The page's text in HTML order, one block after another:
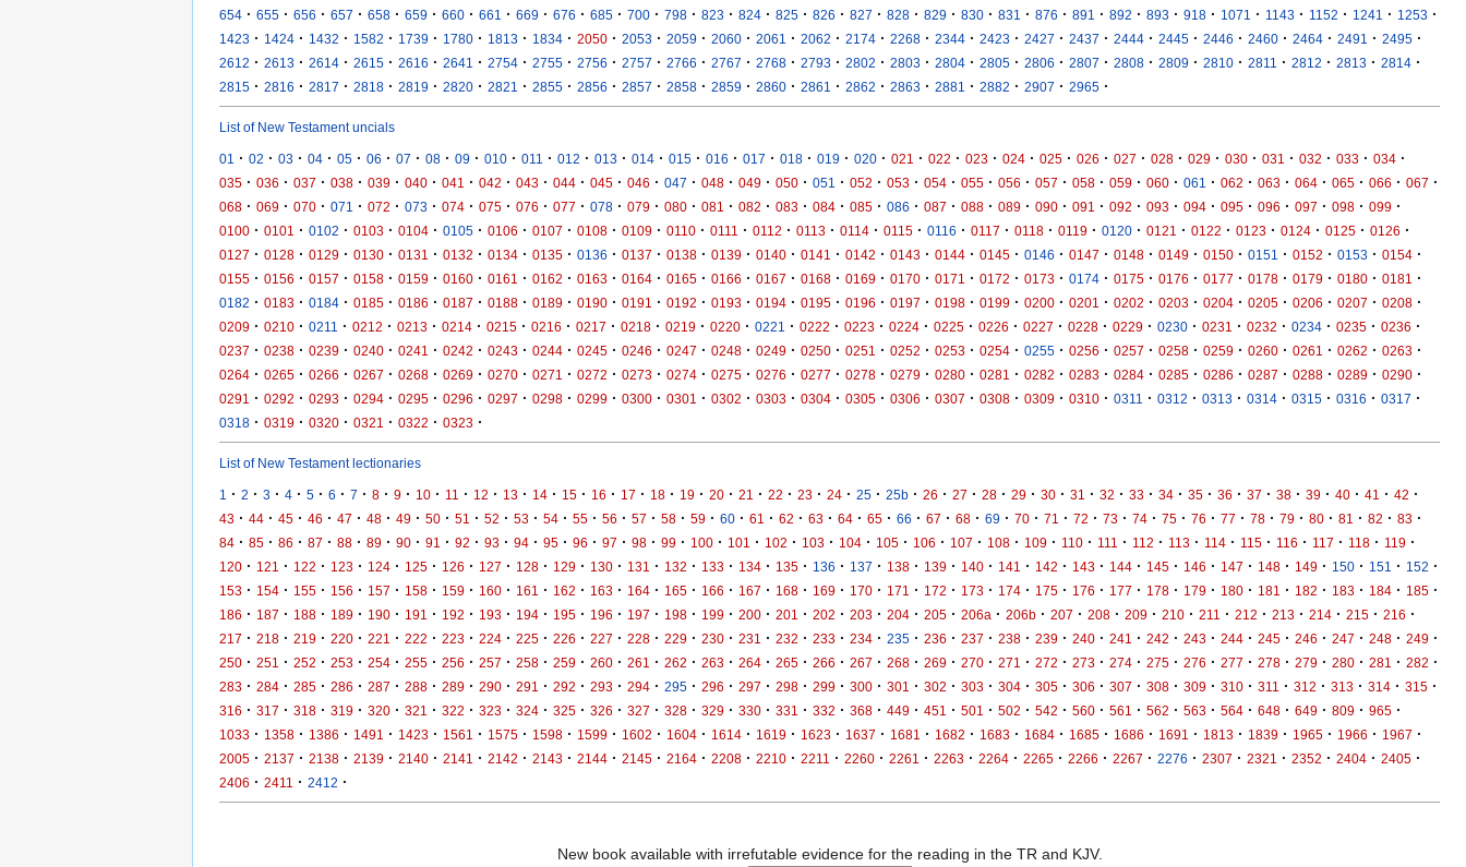
654 · 655 · 656 · 657 · 658 · 659 · 660 · 661 · 669 · 676 · 685 · 700 · 798 · 823 · 824 · 825 · 826 · 827 · 828 · 829 · 830 · 831 · 876 · 891 · 892 · 893 · 918 · 1071 · 1143 · 1152 · 1241 · 1253 ·
1423 · 1424 · 1432 · 1582 · 1739 · 1780 · 1813 · 1834 · 2050 · 2053 · 2059 · 2060 · 2061 · 2062 · 2174 · 2268 · 2344 · 2423 · 2427 · 2437 · 2444 · 2445 · 2446 · 2460 · 2464 · 2491 · 2495 ·
2612 · 2613 · 2614 · 2615 · 2616 · 2641 · 2754 · 2755 · 2756 · 2757 · 2766 · 2767 · 2768 · 2793 · 2802 · 2803 · 2804 · 2805 · 2806 · 2807 · 2808 · 2809 · 2810 · 2811 · 2812 · 2813 · 2814 ·
2815 · 2816 · 2817 · 2818 · 2819 · 2820 · 2821 · 2855 · 2856 · 2857 · 2858 · 2859 · 2860 · 2861 · 2862 · 2863 · 2881 · 2882 · 2907 · 2965 ·
List of New Testament uncials
01 · 02 · 03 · 04 · 05 · 06 · 07 · 08 · 09 · 010 · 011 · 012 · 013 · 014 · 015 · 016 · 017 · 018 · 019 · 020 · 021 · 022 · 023 · 024 · 025 · 026 · 027 · 028 · 029 · 030 · 031 · 032 · 033 · 034 ·
035 · 036 · 037 · 038 · 039 · 040 · 041 · 042 · 043 · 044 · 045 · 046 · 047 · 048 · 049 · 050 · 051 · 052 · 053 · 054 · 055 · 056 · 057 · 058 · 059 · 060 · 061 · 062 · 063 · 064 · 065 · 066 · 067 ·
068 · 069 · 070 · 071 · 072 · 073 · 074 · 075 · 076 · 077 · 078 · 079 · 080 · 081 · 082 · 083 · 084 · 085 · 086 · 087 · 088 · 089 · 090 · 091 · 092 · 093 · 094 · 095 · 096 · 097 · 098 · 099 ·
0100 · 0101 · 0102 · 0103 · 0104 · 0105 · 0106 · 0107 · 0108 · 0109 · 0110 · 0111 · 0112 · 0113 · 0114 · 0115 · 0116 · 0117 · 0118 · 0119 · 0120 · 0121 · 0122 · 0123 · 0124 · 0125 · 0126 ·
0127 · 0128 · 0129 · 0130 · 0131 · 0132 · 0134 · 0135 · 0136 · 0137 · 0138 · 0139 · 0140 · 0141 · 0142 · 0143 · 0144 · 0145 · 0146 · 0147 · 0148 · 0149 · 0150 · 0151 · 0152 · 0153 · 0154 ·
0155 · 0156 · 0157 · 0158 · 0159 · 0160 · 0161 · 0162 · 0163 · 0164 · 0165 · 0166 · 0167 · 0168 · 0169 · 0170 · 0171 · 0172 · 0173 · 0174 · 0175 · 0176 · 0177 · 0178 · 0179 · 0180 · 0181 ·
0182 · 0183 · 0184 · 0185 · 0186 · 0187 · 0188 · 0189 · 0190 · 0191 · 0192 · 0193 · 0194 · 0195 · 0196 · 0197 · 0198 · 0199 · 0200 · 0201 · 0202 · 0203 · 0204 · 0205 · 0206 · 0207 · 0208 ·
0209 · 0210 · 0211 · 0212 · 0213 · 0214 · 0215 · 0216 · 0217 · 0218 · 0219 · 0220 · 0221 · 0222 · 0223 · 0224 · 0225 · 0226 · 0227 · 0228 · 0229 · 0230 · 0231 · 0232 · 0234 · 0235 · 0236 ·
0237 · 0238 · 0239 · 0240 · 0241 · 0242 · 0243 · 0244 · 0245 · 0246 · 0247 · 0248 · 0249 · 0250 · 0251 · 0252 · 0253 · 0254 · 0255 · 0256 · 0257 · 0258 · 0259 · 0260 · 0261 · 0262 · 0263 ·
0264 · 0265 · 0266 · 0267 · 0268 · 0269 · 0270 · 0271 · 0272 · 0273 · 0274 · 0275 · 0276 · 0277 · 0278 · 0279 · 0280 · 0281 · 0282 · 0283 · 0284 · 0285 · 0286 · 0287 · 0288 · 0289 · 0290 ·
0291 · 0292 · 0293 · 0294 · 0295 · 0296 · 0297 · 0298 · 0299 · 0300 · 0301 · 0302 · 0303 · 0304 · 0305 · 0306 · 0307 · 0308 · 0309 · 0310 · 0311 · 0312 · 0313 · 0314 · 0315 · 0316 · 0317 ·
0318 · 0319 · 0320 · 0321 · 0322 · 0323 ·
List of New Testament lectionaries
1 · 2 · 3 · 4 · 5 · 6 · 7 · 8 · 9 · 10 · 11 · 12 · 13 · 14 · 15 · 16 · 17 · 18 · 19 · 20 · 21 · 22 · 23 · 24 · 25 · 25b · 26 · 27 · 28 · 29 · 30 · 31 · 32 · 33 · 34 · 35 · 36 · 37 · 38 · 39 · 40 · 41 · 42 ·
43 · 44 · 45 · 46 · 47 · 48 · 49 · 50 · 51 · 52 · 53 · 54 · 55 · 56 · 57 · 58 · 59 · 60 · 61 · 62 · 63 · 64 · 65 · 66 · 67 · 68 · 69 · 70 · 71 · 72 · 73 · 74 · 75 · 76 · 77 · 78 · 79 · 80 · 81 · 82 · 83 ·
84 · 85 · 86 · 87 · 88 · 89 · 90 · 91 · 92 · 93 · 94 · 95 · 96 · 97 · 98 · 99 · 100 · 101 · 102 · 103 · 104 · 105 · 106 · 107 · 108 · 109 · 110 · 111 · 112 · 113 · 114 · 115 · 116 · 117 · 118 · 119 ·
120 · 121 · 122 · 123 · 124 · 125 · 126 · 127 · 128 · 129 · 130 · 131 · 132 · 133 · 134 · 135 · 136 · 137 · 138 · 139 · 140 · 141 · 142 · 143 · 144 · 145 · 146 · 147 · 148 · 149 · 150 · 151 · 152 ·
153 · 154 · 155 · 156 · 157 · 158 · 159 · 160 · 161 · 162 · 163 · 164 · 165 · 166 · 167 · 168 · 169 · 170 · 171 · 172 · 173 · 174 · 175 · 176 · 177 · 178 · 179 · 180 · 181 · 182 · 183 · 184 · 185 ·
186 · 187 · 188 · 189 · 190 · 191 · 192 · 193 · 194 · 195 · 196 · 197 · 198 · 199 · 200 · 201 · 202 · 203 · 204 · 205 · 206a · 206b · 207 · 208 · 209 · 210 · 211 · 212 · 213 · 214 · 215 · 216 ·
217 · 218 · 219 · 220 · 221 · 222 · 223 · 224 · 225 · 226 · 227 · 228 · 229 · 230 · 231 · 232 · 233 · 234 · 235 · 236 · 237 · 238 · 239 · 240 · 241 · 242 · 243 · 244 · 245 · 246 · 247 · 248 · 249 ·
250 · 251 · 252 · 253 · 254 · 255 · 256 · 257 · 258 · 259 · 260 · 261 · 262 · 263 · 264 · 265 · 266 · 267 · 268 · 269 · 270 · 271 · 272 · 273 · 274 · 275 · 276 · 277 · 278 · 279 · 280 · 281 · 282 ·
283 · 284 · 285 · 286 · 287 · 288 · 289 · 290 · 291 · 292 · 293 · 294 · 295 · 296 · 297 · 298 · 299 · 300 · 301 · 302 · 303 · 304 · 305 · 306 · 307 · 308 · 309 · 310 · 311 · 312 · 313 · 314 · 315 ·
316 · 317 · 318 · 319 · 320 · 321 · 322 · 323 · 324 · 325 · 326 · 327 · 328 · 329 · 330 · 331 · 332 · 368 · 449 · 451 · 501 · 502 · 542 · 560 · 561 · 562 · 563 · 564 · 648 · 649 · 809 · 965 ·
1033 · 1358 · 1386 · 1491 · 1423 · 1561 · 1575 · 1598 · 1599 · 1602 · 1604 · 1614 · 1619 · 1623 · 1637 · 1681 · 1682 · 1683 · 1684 · 1685 · 1686 · 1691 · 1813 · 1839 · 1965 · 1966 · 1967 ·
2005 · 2137 · 2138 · 2139 · 2140 · 2141 · 2142 · 2143 · 2144 · 2145 · 2164 · 2208 · 2210 · 2211 · 2260 · 2261 · 2263 · 2264 · 2265 · 2266 · 2267 · 2276 · 2307 · 2321 · 2352 · 2404 · 2405 ·
2406 · 2411 · 2412 ·
New book available with irrefutable evidence for the reading in the TR and KJV.